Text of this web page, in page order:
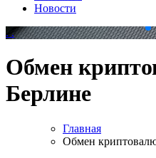
Новости
. .
Обмен
Берлине
Главная
Обмен